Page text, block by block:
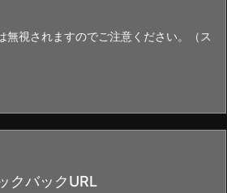
無視されますのでご注意ください。（ス
クバックURL